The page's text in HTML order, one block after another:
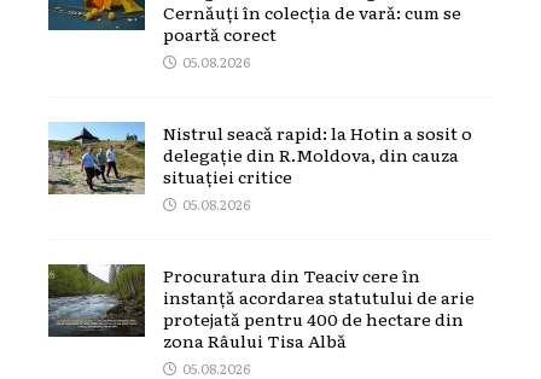
Cernăuți în colecția de vară: cum se
poartă corect
05.08.2026
Nistrul seacă rapid: la Hotin a sosit o
delegație din R.Moldova, din cauza
situației critice
05.08.2026
Procuratura din Teaciv cere în
instanță acordarea statutului de arie
protejată pentru 400 de hectare din
zona Râului Tisa Albă
05.08.2026